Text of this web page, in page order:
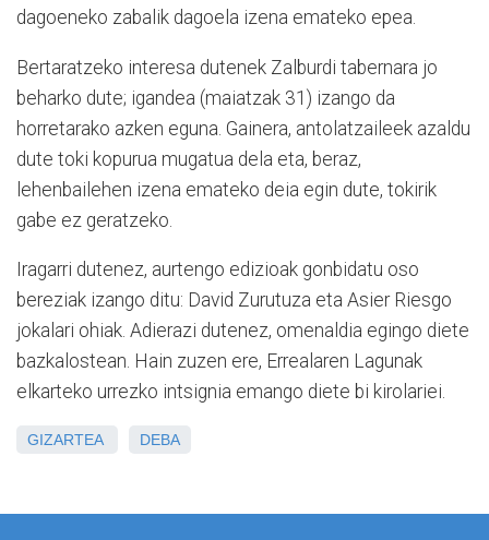
dagoeneko zabalik dagoela izena emateko epea.
Bertaratzeko interesa dutenek Zalburdi tabernara jo
beharko dute; igandea (maiatzak 31) izango da
horretarako azken eguna. Gainera, antolatzaileek azaldu
dute toki kopurua mugatua dela eta, beraz,
lehenbailehen izena emateko deia egin dute, tokirik
gabe ez geratzeko.
Iragarri dutenez, aurtengo edizioak gonbidatu oso
bereziak izango ditu: David Zurutuza eta Asier Riesgo
jokalari ohiak. Adierazi dutenez, omenaldia egingo diete
bazkalostean. Hain zuzen ere, Errealaren Lagunak
elkarteko urrezko intsignia emango diete bi kirolariei.
GIZARTEA DEBA